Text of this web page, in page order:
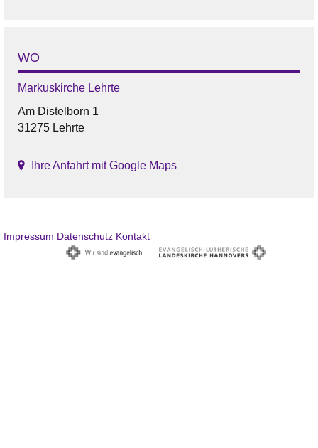
WO
Markuskirche Lehrte
Am Distelborn 1
31275 Lehrte
Ihre Anfahrt mit Google Maps
Impressum Datenschutz Kontakt